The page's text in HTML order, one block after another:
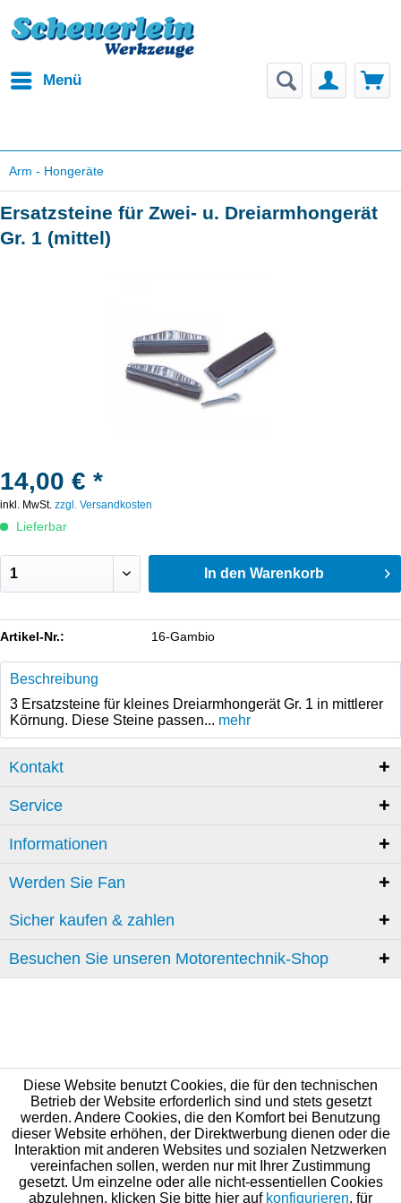
Menü
Arm - Hongeräte
Ersatzsteine für Zwei- u. Dreiarmhongerät
Gr. 1 (mittel)
14,00 € *
inkl. MwSt. zzgl. Versandkosten
Lieferbar
In den Warenkorb
Artikel-Nr.: 16-Gambio
Beschreibung
3 Ersatzsteine für kleines Dreiarmhongerät Gr. 1 in mittlerer
Körnung. Diese Steine passen... mehr
Kontakt
Service
Informationen
Werden Sie Fan
Sicher kaufen & zahlen
Besuchen Sie unseren Motorentechnik-Shop
Diese Website benutzt Cookies, die für den technischen
Betrieb der Website erforderlich sind und stets gesetzt
werden. Andere Cookies, die den Komfort bei Benutzung
dieser Website erhöhen, der Direktwerbung dienen oder die
Interaktion mit anderen Websites und sozialen Netzwerken
vereinfachen sollen, werden nur mit Ihrer Zustimmung
gesetzt. Um einzelne oder alle nicht-essentiellen Cookies
abzulehnen, klicken Sie bitte hier auf konfigurieren, für